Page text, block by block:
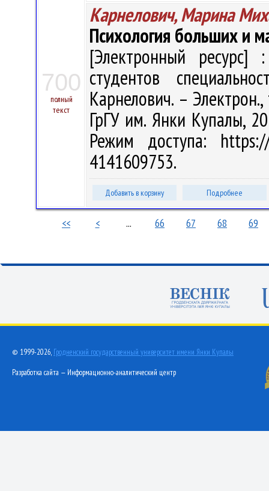
700
полный
текст
Карнелович, Марина
Психология больших и
[Электронный ресурс]
студентов
Карнелович. –
ГрГУ им. Янки Купалы,
Режим доступа:
4141609753.
Добавить в корзину Подробнее
<< < ... 66 67 68 69
© 1999-2026, Гродненский государственный университет имени Янки Купалы
Разработка сайта — Информационно-аналитический центр